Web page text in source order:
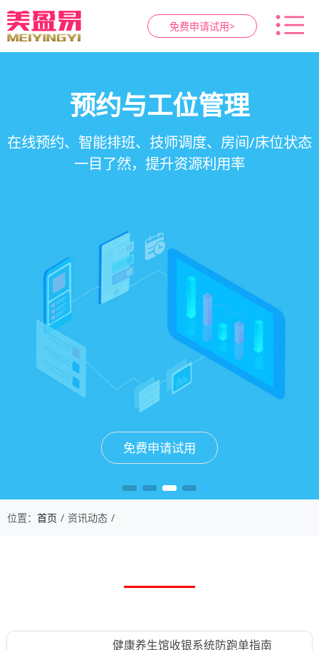
免费申请试用>
智慧养生馆管理系统
一站式解决养生馆预约、服务、会员、财务、营
销全流程数字化管理
免费申请试用
会员营销&锁客
会员积分、套餐定制、精准营销、客户关怀，提
升复购率与客单价
免费申请试用
预约与工位管理
在线预约、智能排班、技师调度、房间/床位状态
一目了然，提升资源利用率
免费申请试用
健康档案与效果追踪
客户体质记录、服务方案执行、效果对比，数据
化展示服务价值
免费申请试用
位置： 首页 资讯动态
健康养生馆收银系统防跑单指南